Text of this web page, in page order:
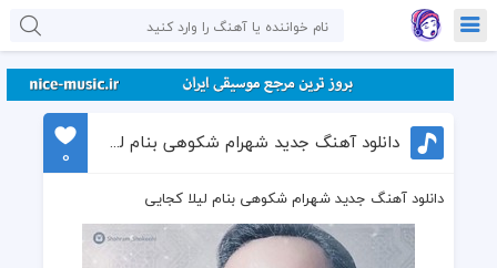
دانلود آهنگ جدید شهرام شکوهی بنام لیلا کجایی
0
دانلود آهنگ جدید شهرام شکوهی بنام لیلا کجایی